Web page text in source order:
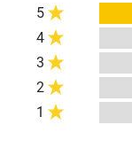
5
4
3
2
1